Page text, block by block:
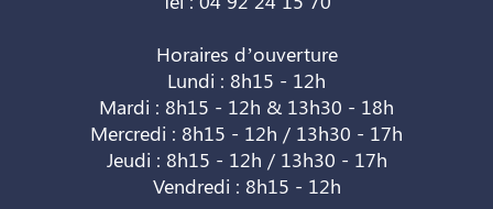
Horaires d’ouverture
Lundi : 8h15 - 12h
Mardi : 8h15 - 12h & 13h30 - 18h
Mercredi : 8h15 - 12h / 13h30 - 17h
Jeudi : 8h15 - 12h / 13h30 - 17h
Vendredi : 8h15 - 12h